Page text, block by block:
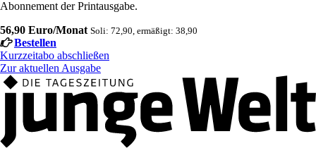
Abonnement der Printausgabe.
56,90 Euro/Monat Soli: 72,90, ermäßigt: 38,90
Bestellen
Kurzzeitabo abschließen
Zur aktuellen Ausgabe